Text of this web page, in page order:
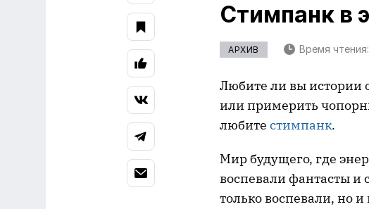
Стимпанк в
АРХИВ Время чтения:
Любите ли вы истории
или примерить
любите стимпанк.
Мир будущего, где
воспевали фантасты и
только воспевали, но